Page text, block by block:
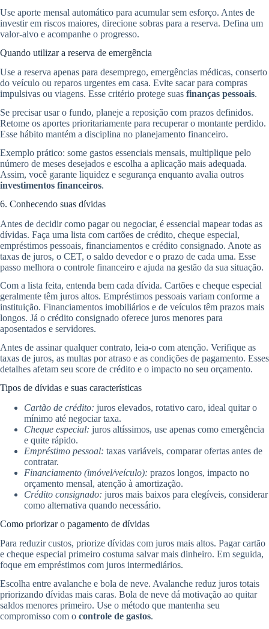
Use aporte mensal automático para acumular sem esforço. Antes de
investir em riscos maiores, direcione sobras para a reserva. Defina um
valor-alvo e acompanhe o progresso.
Quando utilizar a reserva de emergência
Use a reserva apenas para desemprego, emergências médicas, conserto
do veículo ou reparos urgentes em casa. Evite sacar para compras
impulsivas ou viagens. Esse critério protege suas finanças pessoais.
Se precisar usar o fundo, planeje a reposição com prazos definidos.
Retome os aportes prioritariamente para recuperar o montante perdido.
Esse hábito mantém a disciplina no planejamento financeiro.
Exemplo prático: some gastos essenciais mensais, multiplique pelo
número de meses desejados e escolha a aplicação mais adequada.
Assim, você garante liquidez e segurança enquanto avalia outros
investimentos financeiros.
6. Conhecendo suas dívidas
Antes de decidir como pagar ou negociar, é essencial mapear todas as
dívidas. Faça uma lista com cartões de crédito, cheque especial,
empréstimos pessoais, financiamentos e crédito consignado. Anote as
taxas de juros, o CET, o saldo devedor e o prazo de cada uma. Esse
passo melhora o controle financeiro e ajuda na gestão da sua situação.
Com a lista feita, entenda bem cada dívida. Cartões e cheque especial
geralmente têm juros altos. Empréstimos pessoais variam conforme a
instituição. Financiamentos imobiliários e de veículos têm prazos mais
longos. Já o crédito consignado oferece juros menores para
aposentados e servidores.
Antes de assinar qualquer contrato, leia-o com atenção. Verifique as
taxas de juros, as multas por atraso e as condições de pagamento. Esses
detalhes afetam seu score de crédito e o impacto no seu orçamento.
Tipos de dívidas e suas características
Cartão de crédito: juros elevados, rotativo caro, ideal quitar o
mínimo até negociar taxa.
Cheque especial: juros altíssimos, use apenas como emergência
e quite rápido.
Empréstimo pessoal: taxas variáveis, comparar ofertas antes de
contratar.
Financiamento (imóvel/veículo): prazos longos, impacto no
orçamento mensal, atenção à amortização.
Crédito consignado: juros mais baixos para elegíveis, considerar
como alternativa quando necessário.
Como priorizar o pagamento de dívidas
Para reduzir custos, priorize dívidas com juros mais altos. Pagar cartão
e cheque especial primeiro costuma salvar mais dinheiro. Em seguida,
foque em empréstimos com juros intermediários.
Escolha entre avalanche e bola de neve. Avalanche reduz juros totais
priorizando dívidas mais caras. Bola de neve dá motivação ao quitar
saldos menores primeiro. Use o método que mantenha seu
compromisso com o controle de gastos.